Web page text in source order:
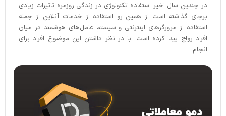
در چندین سال اخیر استفاده تکنولوژی در زندگی روزمره تاثیرات زیادی
برجای گذاشته است از همین رو استفاده از خدمات آنلاین از جمله
استفاده از مرورگرهای اینترنتی و سیستم عامل‌های هوشمند در میان
افراد رواج پیدا کرده است. با در نظر داشتن این موضوع افراد برای
انجام...